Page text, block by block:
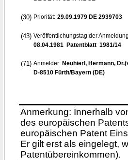
(30) Priorität: 29.09.1979 DE 2939703
(43) Veröffentlichungstag der
08.04.1981 Patentblatt 1981/14
(71) Anmelder: Neuhierl, Hermann,
D-8510 Fürth/Bayern (DE)
Anmerkung: Innerhalb
des europäischen
europäischen Patent
Er gilt erst als eingelegt,
Patentübereinkommen).